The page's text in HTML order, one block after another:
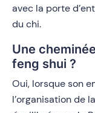
avec la porte
du chi.
Une
feng shui ?
Oui, lorsque son
l’organisation de